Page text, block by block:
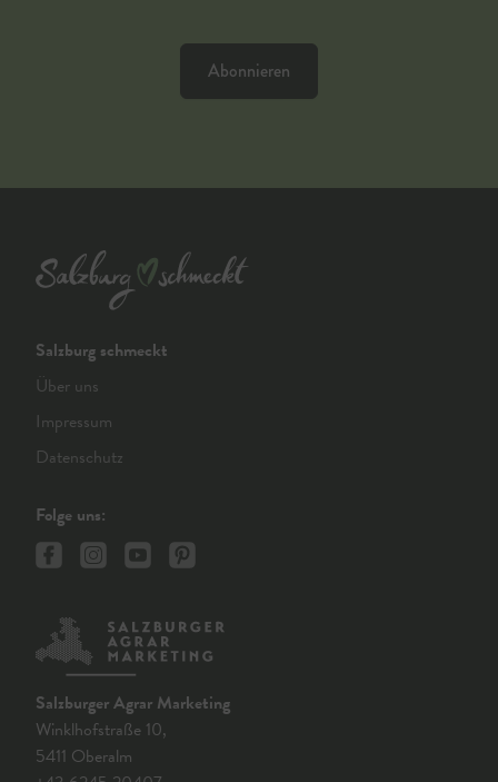
Abonnieren
Salzburg schmeckt
Über uns
Impressum
Datenschutz
Folge uns:
Salzburger Agrar Marketing
Winklhofstraße 10,
5411 Oberalm